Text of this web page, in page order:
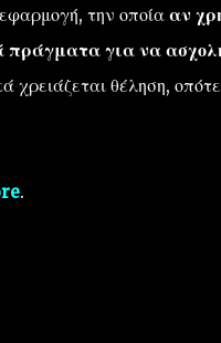
την οποία αν
για να
θέληση,
.